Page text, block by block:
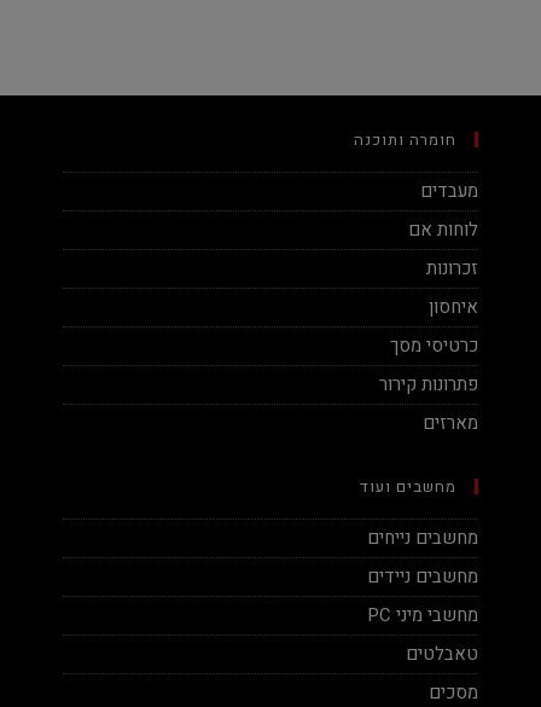
חומרה ותוכנה
מעבדים
לוחות אם
זכרונות
איחסון
כרטיסי מסך
פתרונות קירור
מארזים
מחשבים ועוד
מחשבים נייחים
מחשבים ניידים
מחשבי מיני PC
טאבלטים
מסכים